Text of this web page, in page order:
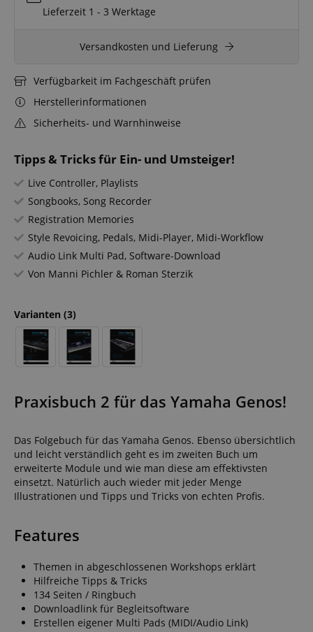
Tipps & Tricks für Ein- und Umsteiger!
Live Controller, Playlists
Songbooks, Song Recorder
Registration Memories
Style Revoicing, Pedals, Midi-Player, Midi-Workflow
Audio Link Multi Pad, Software-Download
Von Manni Pichler & Roman Sterzik
Varianten (3)
Lieferzeit 1 - 3 Werktage
Versandkosten und Lieferung
Verfügbarkeit im Fachgeschäft prüfen
Herstellerinformationen
Sicherheits- und Warnhinweise
Praxisbuch 2 für das Yamaha Genos!
Das Folgebuch für das Yamaha Genos. Ebenso übersichtlich
und leicht verständlich geht es im zweiten Buch um
erweiterte Module und wie man diese am effektivsten
einsetzt. Natürlich auch wieder mit jeder Menge
Illustrationen und Tipps und Tricks von echten Profis.
Features
Themen in abgeschlossenen Workshops erklärt
Hilfreiche Tipps & Tricks
134 Seiten / Ringbuch
Downloadlink für Begleitsoftware
Erstellen eigener Multi Pads (MIDI/Audio Link)